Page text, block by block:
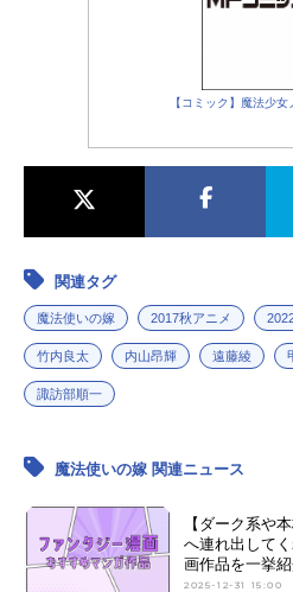
【コミック】魔法少
関連タグ
魔法使いの嫁 2017秋アニメ
竹内良太 内山昂輝 遠藤綾
諏訪部順一
魔法使いの嫁 関連ニュース
【ダーク系や
へ連れ出して
画作品を一挙紹
2025-12-31 15:00